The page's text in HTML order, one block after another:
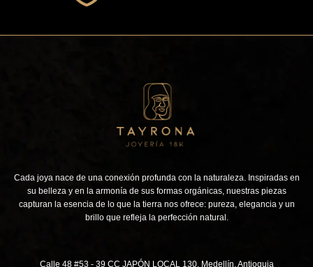
Cada joya nace de una conexión profunda con la naturaleza. Inspiradas en
su belleza y en la armonía de sus formas orgánicas, nuestras piezas
capturan la esencia de lo que la tierra nos ofrece: pureza, elegancia y un
brillo que refleja la perfección natural.
Calle 48 #53 - 39 CC JAPÓN LOCAL 130, Medellín, Antioquia